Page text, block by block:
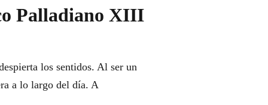
Palladiano XIII
los sentidos. Al ser un
a lo largo del día. A